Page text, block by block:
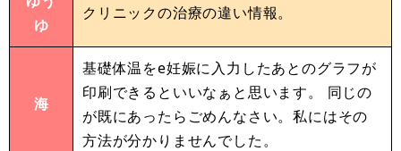
ゆ
クリニックの治療の違い情報。
海
基礎体温をe妊娠に入力したあとのグラフが
印刷できるといいなぁと思います。 同じの
が既にあったらごめんなさい。私にはその
方法が分かりませんでした。